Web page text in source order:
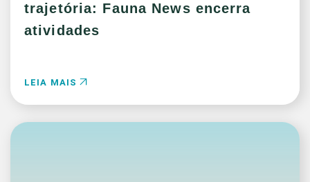
trajetória: Fauna News encerra
atividades
LEIA MAIS